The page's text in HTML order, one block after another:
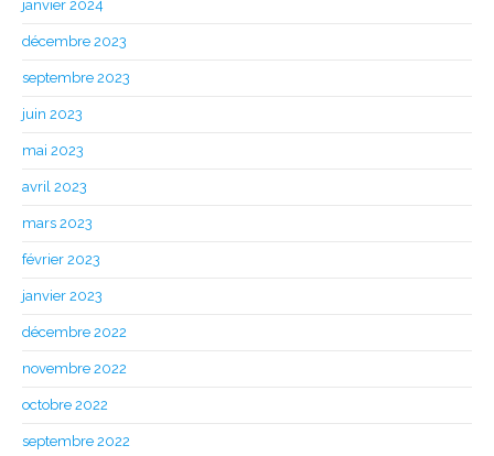
janvier 2024
décembre 2023
septembre 2023
juin 2023
mai 2023
avril 2023
mars 2023
février 2023
janvier 2023
décembre 2022
novembre 2022
octobre 2022
septembre 2022